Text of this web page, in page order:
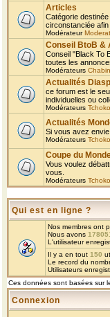
Articles
Catégorie
circonstanciée afin
Modérateur
Conseil BtoB &
Conseil "Black To
toutes les
Modérateurs
Actualités
ce forum est le
individuelles ou
Modérateurs Tchoko
Actualités
Si vous avez envie
Modérateurs Tchoko
Coupe du
Vous voulez
vous.
Modérateurs Tchoko
Qui est en ligne ?
Nos membres ont
Nous avons
L'utilisateur
Il y a en tout 150
Le record du
Utilisateurs
Ces données sont basées sur
Connexion